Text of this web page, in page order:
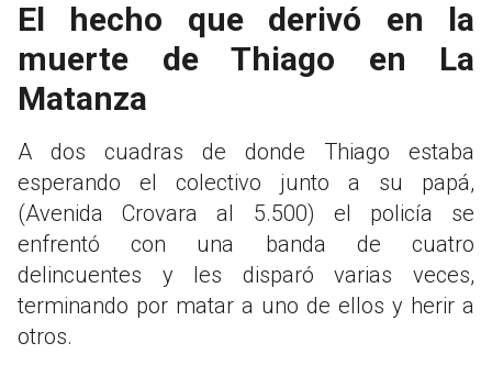
El hecho que derivó en la
muerte de Thiago en La
Matanza
A dos cuadras de donde Thiago estaba
esperando el colectivo junto a su papá,
(Avenida Crovara al 5.500) el policía se
enfrentó con una banda de cuatro
delincuentes y les disparó varias veces,
terminando por matar a uno de ellos y herir a
otros.